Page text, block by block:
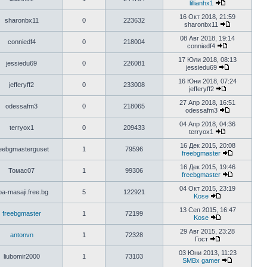
lillianhx1
sharonbx11 0 223632
16 Окт 2018, 21:59
sharonbx11
conniedf4 0 218004
08 Авг 2018, 19:14
conniedf4
jessiedu69 0 226081
17 Юли 2018, 08:13
jessiedu69
jefferyff2 0 233008
16 Юни 2018, 07:24
jefferyff2
odessafm3 0 218065
27 Апр 2018, 16:51
odessafm3
terryox1 0 209433
04 Апр 2018, 04:36
terryox1
1 79596
16 Дек 2015, 20:08
freebgmaster
Томас07 1 99306
16 Дек 2015, 19:46
freebgmaster
masaji.free.bg 5 122921
04 Окт 2015, 23:19
Kose
freebgmaster 1 72199
13 Сеп 2015, 16:47
Kose
antonvn 1 72328
29 Авг 2015, 23:28
Гост
liubomir2000 1 73103
03 Юни 2013, 11:23
SMBx gamer